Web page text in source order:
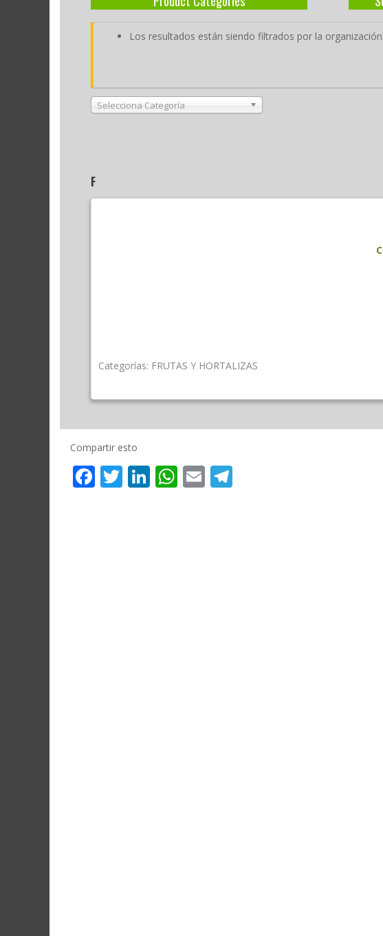
Los resultados están siendo filtrados por la
Selecciona Categoría
F
Categorías: FRUTAS Y HORTALIZAS
Compartir esto
Facebook
Twitter
LinkedIn
WhatsApp
Email